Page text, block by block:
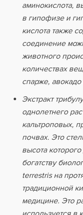
аминокислота,
в гипофизе и
кислота также
соединение
животного
количествах
спарже,
Экстракт
однолетнего
кальтроповых,
почвах. Это
высота
богатству
terrestris на
традиционной
медицине. Это